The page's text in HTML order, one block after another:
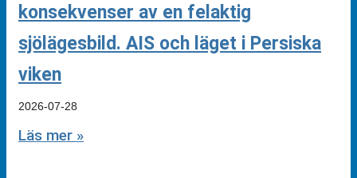
konsekvenser av en felaktig
sjölägesbild. AIS och läget i Persiska
viken
2026-07-28
Läs mer »